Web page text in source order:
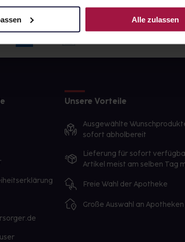
Alle zulassen
Unsere Vorteile
Ausgewählte
sofort abholbereit
Lieferung für sofort
Artikel meist am selben Tag
Freie Wahl der Apotheke
Große Auswahl an Apotheken